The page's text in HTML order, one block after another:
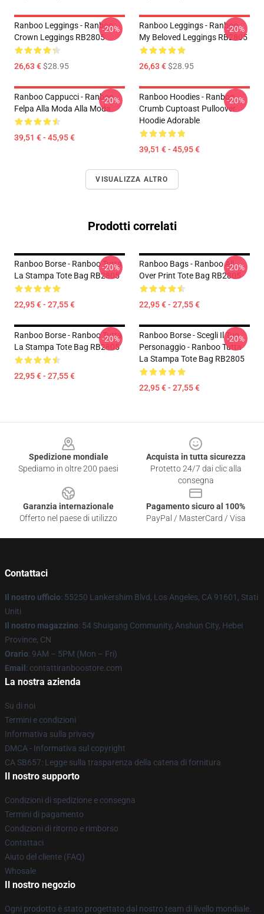
Ranboo Leggings - Ranboo
Crown Leggings RB2805
26,63 €$28.95
-20%
Ranboo Leggings - Ranboo
My Beloved Leggings RB2805
26,63 €$28.95
-20%
Ranboo Cappucci - Ranboo
Felpa Alla Moda Alla Moda
39,51 € - 45,95 €
-20%
Ranboo Hoodies - Ranboo
Crumb Cuptoast Pulloover
Hoodie Adorable
39,51 € - 45,95 €
-20%
VISUALIZZA ALTRO
Prodotti correlati
Ranboo Borse - Ranboo Tutta
La Stampa Tote Bag RB2805
22,95 € - 27,55 €
-20%
Ranboo Bags - Ranboo All
Over Print Tote Bag RB2805
22,95 € - 27,55 €
-20%
Ranboo Borse - Ranboo Tutta
La Stampa Tote Bag RB2805
22,95 € - 27,55 €
-20%
Ranboo Borse - Scegli Il Tuo
Personaggio - Ranboo Tutta
La Stampa Tote Bag RB2805
22,95 € - 27,55 €
-20%
Spedizione mondiale
Spediamo in oltre 200 paesi
Acquista in tutta sicurezza
Protetto 24/7 dai clic alla
consegna
Garanzia internazionale
Offerto nel paese di utilizzo
Pagamento sicuro al 100%
PayPal / MasterCard / Visa
Contattaci
Il nostro ufficio: 55250 Lankershim Blvd, Los Angeles, CA 91601, Stati
Uniti
Il nostro magazzino: 54 Shuigang Community, Anshun City, Hebei
Province, CN
Orario: 9AM – 5PM (Mon – Fri)
Email : contattiranboostore.com
La nostra azienda
Su di noi
Termini e condizioni
Informativa sulla privacy
DMCA - Informativa sul copyright
CA SB657: Legge sulla trasparenza della catena di fornitura
Il nostro supporto
Condizioni di spedizione e consegna
Termini di pagamento
Condizioni di ritorno e rimborso
Contattaci
Aiuto del cliente (FAQ)
Whosale
Il nostro negozio
Ogni prodotto è stato progettato dal nostro team di livello mondiale.